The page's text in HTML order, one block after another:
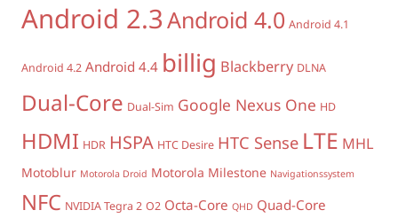
Android 2.3Android 4.0 Android 4.1
Android 4.2 Android 4.4 billig Blackberry DLNA
Dual-Core Dual-Sim Google Nexus One HD
HDMI HDR HSPA HTC Desire HTC Sense LTE MHL
Motoblur Motorola Droid Motorola Milestone Navigationssystem
NFC NVIDIA Tegra 2 O2 Octa-Core QHD Quad-Core